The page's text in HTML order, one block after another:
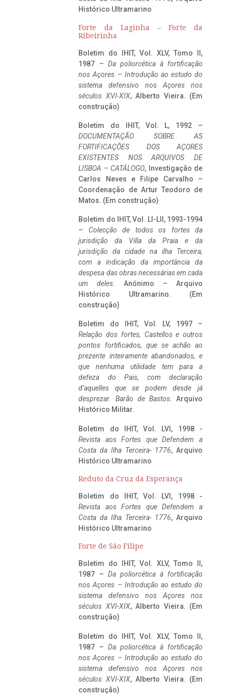
Histórico Ultramarino
Forte da Laginha – Forte da
Ribeirinha
Boletim do IHIT, Vol. XLV, Tomo II,
1987 – Da poliorcética à fortificação
nos Açores – Introdução ao estudo do
sistema defensivo nos Açores nos
séculos XVI-XIX, Alberto Vieira. (Em
construção)
Boletim do IHIT, Vol. L, 1992 –
DOCUMENTAÇÃO SOBRE AS
FORTIFICAÇÕES DOS AÇORES
EXISTENTES NOS ARQUIVOS DE
LISBOA – CATÁLOGO, Investigação de
Carlos Neves e Filipe Carvalho –
Coordenação de Artur Teodoro de
Matos. (Em construção)
Boletim do IHIT, Vol. LI-LII, 1993-1994
– Colecção de todos os fortes da
jurisdição da Villa da Praia e da
jurisdição da cidade na ilha Terceira,
com a indicação da importância da
despesa das obras necessárias em cada
um deles. Anónimo – Arquivo
Histórico Ultramarino. (Em
construção)
Boletim do IHIT, Vol. LV, 1997 –
Relação dos fortes, Castellos e outros
pontos fortificados, que se achão ao
prezente inteiramente abandonados, e
que nenhuma utilidade tem para a
defeza do Pais, com declaração
d’aquelles que se podem desde já
desprezar. Barão de Bastos. Arquivo
Histórico Militar.
Boletim do IHIT, Vol. LVI, 1998 -
Revista aos Fortes que Defendem a
Costa da Ilha Terceira- 1776, Arquivo
Histórico Ultramarino
Reduto da Cruz da Esperança
Boletim do IHIT, Vol. LVI, 1998 -
Revista aos Fortes que Defendem a
Costa da Ilha Terceira- 1776, Arquivo
Histórico Ultramarino
Forte de São Filipe
Boletim do IHIT, Vol. XLV, Tomo II,
1987 – Da poliorcética à fortificação
nos Açores – Introdução ao estudo do
sistema defensivo nos Açores nos
séculos XVI-XIX, Alberto Vieira. (Em
construção)
Boletim do IHIT, Vol. XLV, Tomo II,
1987 – Da poliorcética à fortificação
nos Açores – Introdução ao estudo do
sistema defensivo nos Açores nos
séculos XVI-XIX, Alberto Vieira. (Em
construção)